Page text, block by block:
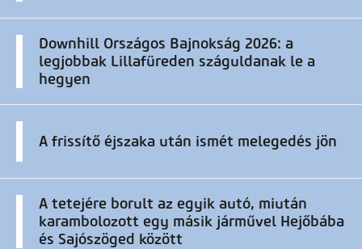
Downhill Országos Bajnokság 2026: a
legjobbak Lillafüreden száguldanak le a
hegyen
A frissítő éjszaka után ismét melegedés jön
A tetejére borult az egyik autó, miután
karambolozott egy másik járművel Hejőbába
és Sajószöged között